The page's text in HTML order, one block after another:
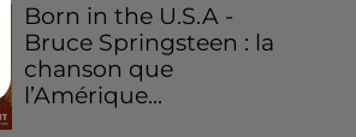
Born in the U.S.A -
Bruce Springsteen : la
chanson que
l’Amérique...